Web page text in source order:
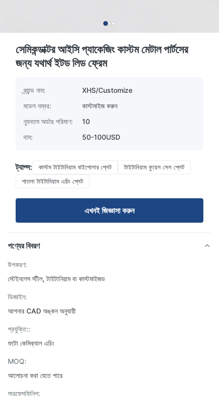
সেমিকন্ডাক্টর আইসি প্যাকেজিং কাস্টম মেটাল পার্টসের
জন্য যথার্থ ইটড লিড ফ্রেম
ব্র্যান্ড নাম:
XHS/Customize
মডেল নম্বর:
কাস্টমাইজ করুন
ন্যূনতম অর্ডার পরিমাণ:
10
দাম:
50-100USD
ট্যাগ্স: কাস্টম টাইটানিয়াম বাইপোলার প্লেট
টাইটানিয়াম ফুয়েল সেল প্লেট
পাতলা টাইটানিয়াম এচিং প্লেট
এখনই জিজ্ঞাসা করুন
পণ্যের বিবরণ
উপকরণ:
স্টেইনলেস স্টীল, টাইটানিয়াম বা কাস্টমাইজড
ডিজাইন:
আপনার CAD অঙ্কন অনুযায়ী
প্রযুক্তি::
ফটো কেমিক্যাল এচিং
MOQ:
আলোচনা করা যেতে পারে
সারফেসফিনিশ: